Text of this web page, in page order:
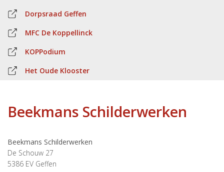
Dorpsraad Geffen
MFC De Koppellinck
KOPPodium
Het Oude Klooster
Beekmans Schilderwerken
Beekmans Schilderwerken
De Schouw 27
5386 EV Geffen